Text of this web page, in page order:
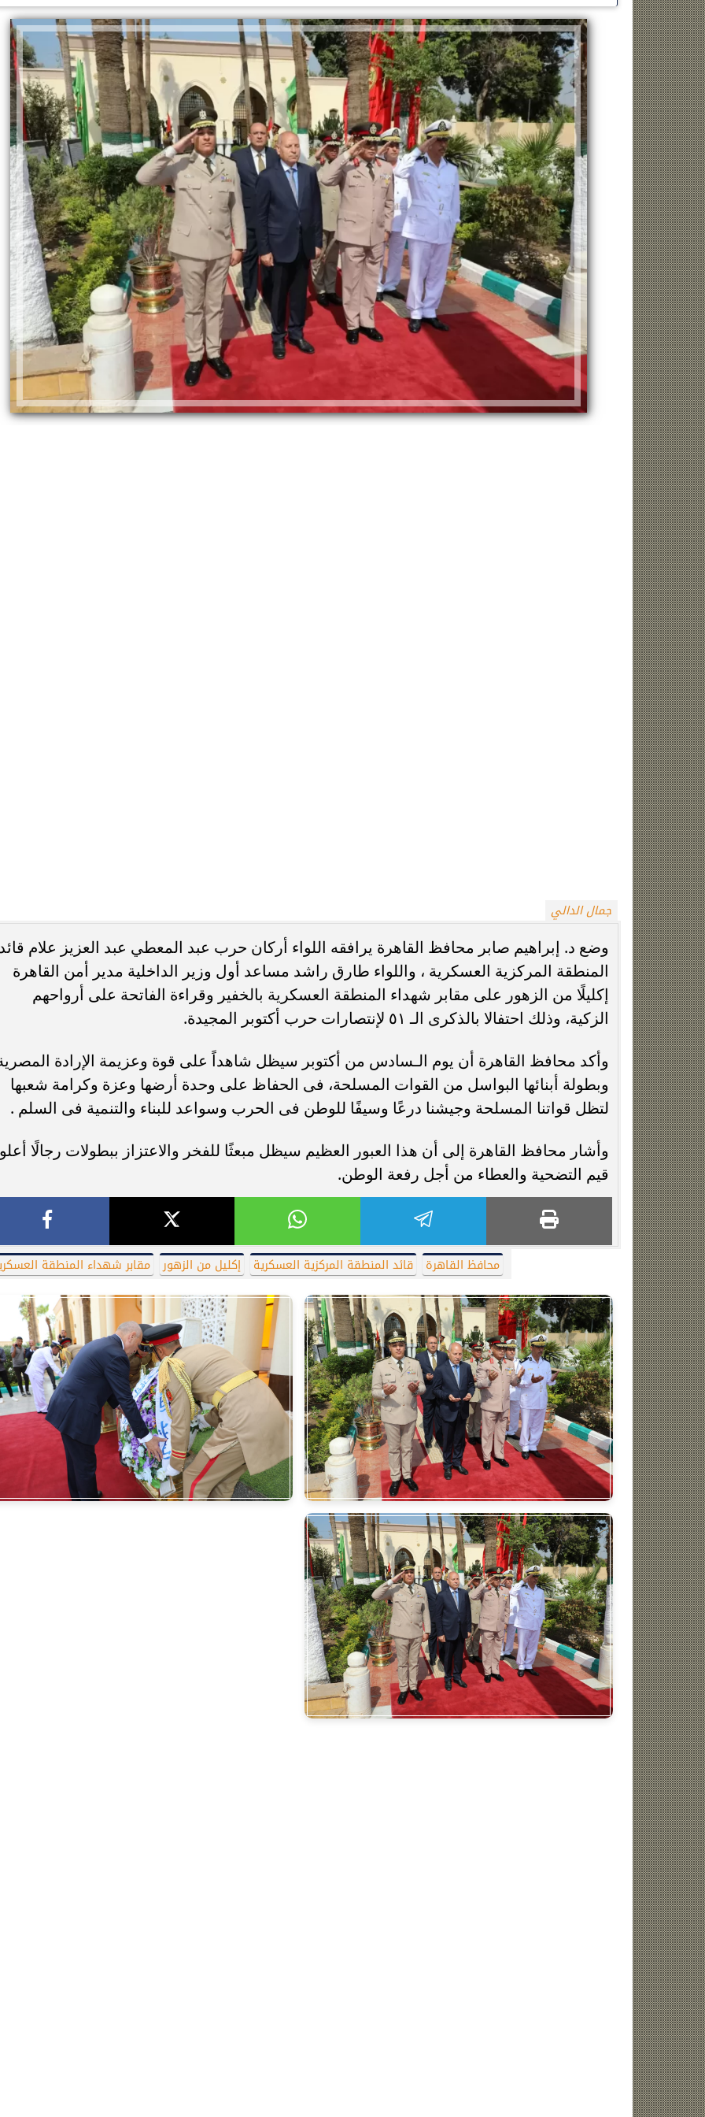
جمال الدالي
وضع د. إبراهيم صابر محافظ القاهرة يرافقه اللواء أركان حرب عبد المعطي عبد العزيز علام
المنطقة المركزية العسكرية ، واللواء طارق راشد مساعد أول وزير الداخلية مدير أمن القاهرة
إكليلًا من الزهور على مقابر شهداء المنطقة العسكرية بالخفير وقراءة الفاتحة على أرواحهم
الزكية، وذلك احتفالا بالذكرى الـ ٥١ لإنتصارات حرب أكتوبر المجيدة.
وأكد محافظ القاهرة أن يوم الـسادس من أكتوبر سيظل شاهداً على قوة وعزيمة الإرادة
وبطولة أبنائها البواسل من القوات المسلحة، فى الحفاظ على وحدة أرضها وعزة وكرامة شعبها
لتظل قواتنا المسلحة وجيشنا درعًا وسيفًا للوطن فى الحرب وسواعد للبناء والتنمية فى السلم .
وأشار محافظ القاهرة إلى أن هذا العبور العظيم سيظل مبعثًا للفخر والاعتزاز ببطولات رجالًا أعلو
قيم التضحية والعطاء من أجل رفعة الوطن.
محافظ القاهرة قائد المنطقة المركزية العسكرية إكليل من الزهور مقابر شهداء المنطقة
واقعة المنشفة، رئيس لجنة حكام الكاف يدين